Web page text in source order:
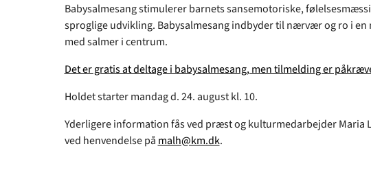
Babysalmesang stimulerer barnets sansemotoriske,
sproglige udvikling. Babysalmesang indbyder til nærvær og ro i en
med salmer i centrum.
Det er gratis at deltage i babysalmesang, men tilmelding er
Holdet starter mandag d. 24. august kl. 10.
Yderligere information fås ved præst og kulturmedarbejder Maria
ved henvendelse på malh@km.dk.